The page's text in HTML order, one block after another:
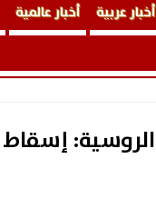
أخبار عربية أخبار عالمية